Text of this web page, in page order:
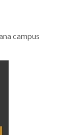
campus